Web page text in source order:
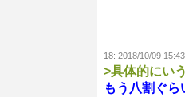
18: 2018/10/09
>具体的にい
もう八割ぐ